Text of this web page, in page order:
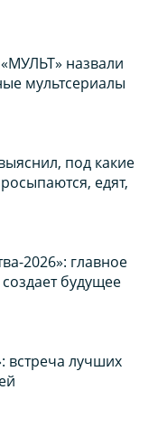
назвали
мультсериалы
под какие
едят,
2026»: главное
будущее
встреча лучших